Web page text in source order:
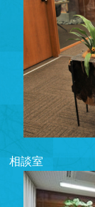
相談室